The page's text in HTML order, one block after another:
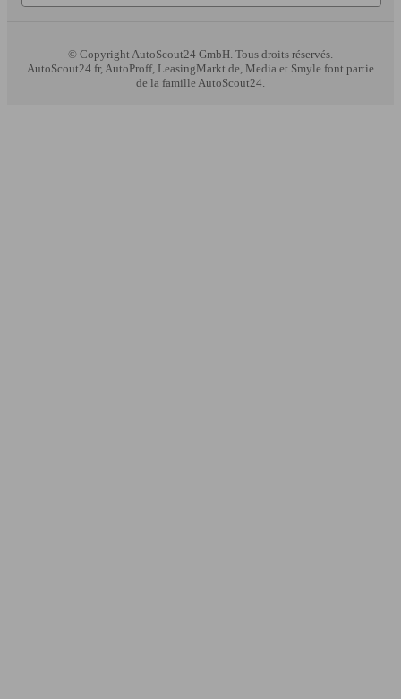
© CopyrightAutoScout24 GmbH. Tous droits réservés.
AutoScout24.fr, AutoProff, LeasingMarkt.de, Media et Smyle font partie
de la famille AutoScout24.